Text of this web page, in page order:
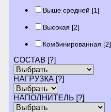
Выше средней [1]
Высокая [2]
Комбинированная [2]
СОСТАВ [?]
НАГРУЗКА [?]
НАПОЛНИТЕЛЬ [?]